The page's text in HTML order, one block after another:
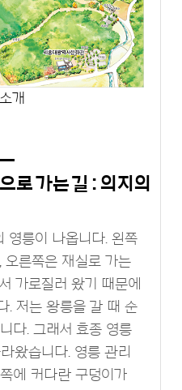
개
로 가는 길 : 의지의
영릉이 나옵니다. 왼쪽
오른쪽은 재실로 가는
가로질러 왔기 때문에
. 저는 왕릉을 갈 때 순
다. 그래서 효종 영릉
왔습니다. 영릉 관리
에 커다란 구덩이가